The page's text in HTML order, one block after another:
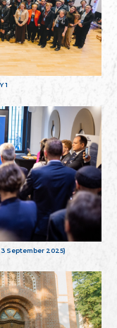
1
September 2025)